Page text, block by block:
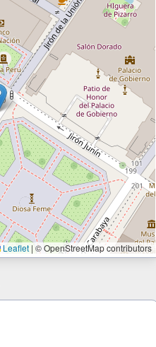
Leaflet | © OpenStreetMap contributors